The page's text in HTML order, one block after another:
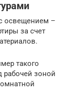
освещением –
за счет
такого
рабочей зоной